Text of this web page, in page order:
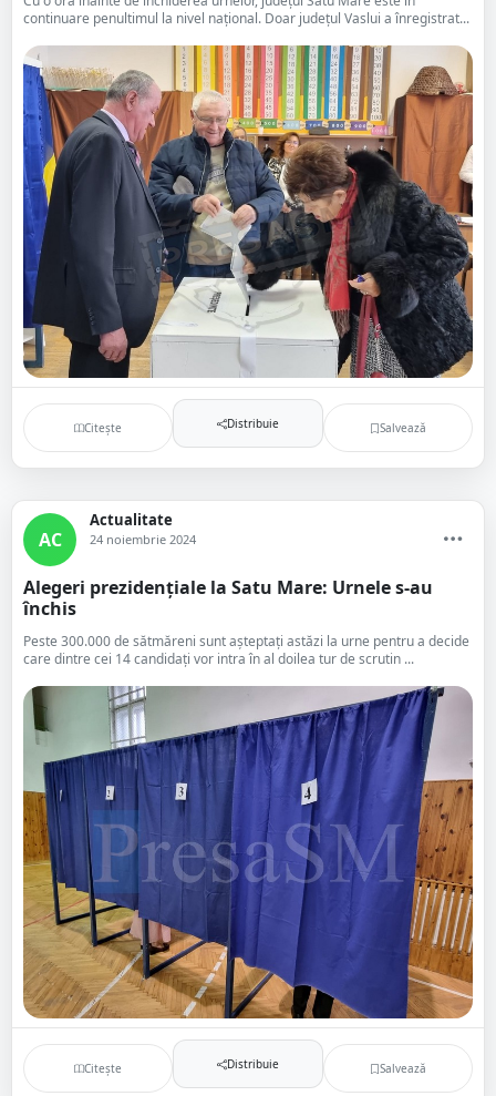
continuare penultimul la nivel național. Doar județul Vaslui a înregistrat...
Citește Distribuie Salvează
AC
Actualitate
24 noiembrie 2024
Alegeri prezidențiale la Satu Mare: Urnele s-au
închis
Peste 300.000 de sătmăreni sunt așteptați astăzi la urne pentru a decide
care dintre cei 14 candidați vor intra în al doilea tur de scrutin ...
Citește Distribuie Salvează